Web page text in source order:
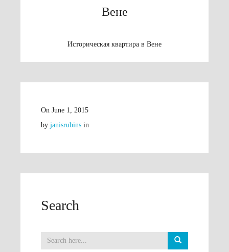
Вене
Историческая квартира в Вене
On June 1, 2015
by janisrubins in
Search